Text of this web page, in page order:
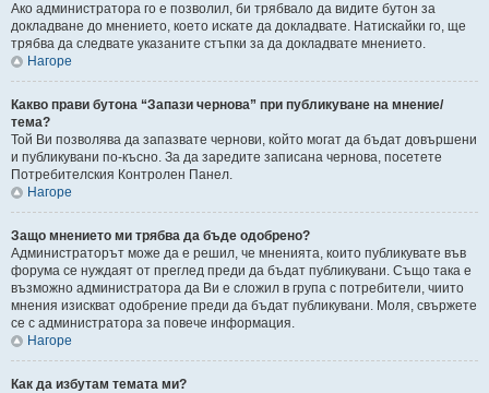
Ако администратора го е позволил, би трябвало да видите бутон за
докладване до мнението, което искате да докладвате. Натискайки го, ще
трябва да следвате указаните стъпки за да докладвате мнението.
Нагоре
Какво прави бутона “Запази чернова” при публикуване на мнение/
тема?
Той Ви позволява да запазвате чернови, който могат да бъдат довършени
и публикувани по-късно. За да заредите записана чернова, посетете
Потребителския Контролен Панел.
Нагоре
Защо мнението ми трябва да бъде одобрено?
Администраторът може да е решил, че мненията, които публикувате във
форума се нуждаят от преглед преди да бъдат публикувани. Също така е
възможно администратора да Ви е сложил в група с потребители, чиито
мнения изискват одобрение преди да бъдат публикувани. Моля, свържете
се с администратора за повече информация.
Нагоре
Как да избутам темата ми?